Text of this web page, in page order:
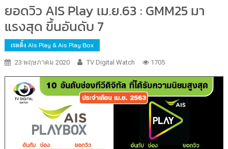
ยอดวิว AIS Play เม.ย.63 : GMM25 มา
แรงสุด ขึ้นอันดับ 7
เรตติ้ง AIs Play & Ais Play Box
23 พฤษภาคม 2020 TV Digital Watch 1705